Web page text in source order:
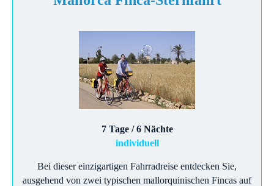
7 Tage / 6 Nächte
individuell
Bei dieser einzigartigen Fahrradreise entdecken Sie,
ausgehend von zwei typischen mallorquinischen Fincas auf